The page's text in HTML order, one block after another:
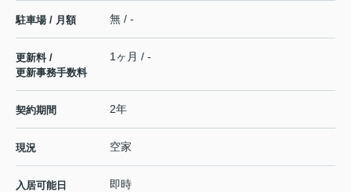
駐車場 / 月額 無 / -
更新料 /
更新事務手数料
1ヶ月 / -
契約期間 2年
現況 空家
入居可能日 即時